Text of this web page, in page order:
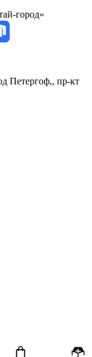
город»
Петергоф,, пр-кт